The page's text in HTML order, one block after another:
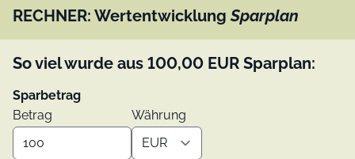
RECHNER: WertentwicklungSparplan
So viel wurde aus 100,00 EUR Sparplan:
Sparbetrag
Betrag
Währung